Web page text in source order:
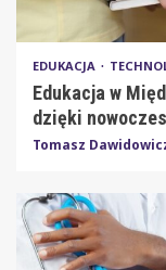
EDUKACJA
Edukacja w
dzięki
Tomasz